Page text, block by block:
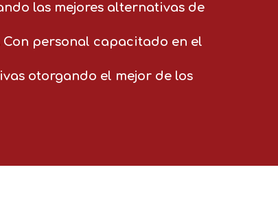
las mejores alternativas de
personal capacitado en el
otorgando el mejor de los